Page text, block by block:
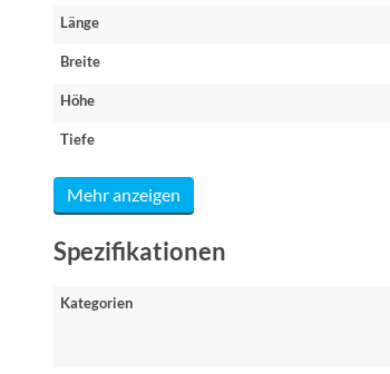
Länge
Breite
Höhe
Tiefe
Mehr anzeigen
Spezifikationen
Kategorien